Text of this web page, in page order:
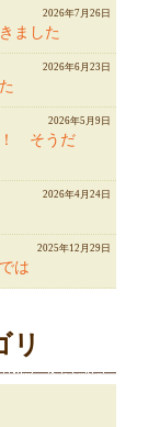
ました
2026年7月26日
2026年6月23日
！ そうだ
2026年5月9日
2026年4月24日
は
2025年12月29日
リ